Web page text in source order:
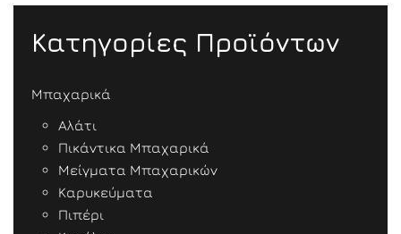
Κατηγορίες Προϊόντων
Μπαχαρικά
Αλάτι
Πικάντικα Μπαχαρικά
Μείγματα Μπαχαρικών
Καρυκεύματα
Πιπέρι